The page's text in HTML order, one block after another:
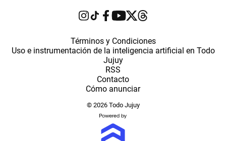
Términos y Condiciones
Uso e instrumentación de la inteligencia artificial en Todo
Jujuy
RSS
Contacto
Cómo anunciar
© 2026 Todo Jujuy